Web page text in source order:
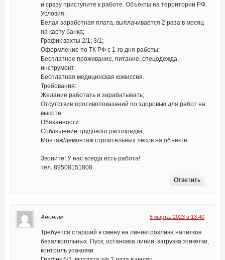
и сразу приступите к работе. Объекты на территории РФ.
Условия:
Белая заработная плата, выплачивается 2 раза в месяц
на карту банка;
График вахты 2/1; 3/1;
Оформление по ТК РФ с 1-го дня работы;
Бесплатное проживание, питание, спецодежда,
инструмент;
Бесплатная медицинская комиссия.
Требования:
Желание работать и зарабатывать;
Отсутствие противопоказаний по здоровью для работ на
высоте.
Обязанности:
Соблюдение трудового распорядка;
Монтаж/демонтаж строительных лесов на объекте.
Звоните! У нас всегда есть работа!
тел. 89508151808
Ответить
Аноним: 6 марта, 2023 в 13:40
Требуется старший в смену на линию розлива напитков
безалкогольных. Пуск, остановка линии, загрузка этикетки,
контроль упаковки.